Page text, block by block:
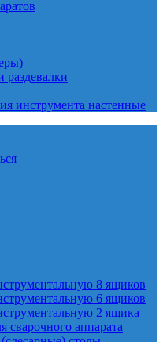
инструмента настенные
8 ящиков
6 ящиков
2 ящика
сварочного аппарата